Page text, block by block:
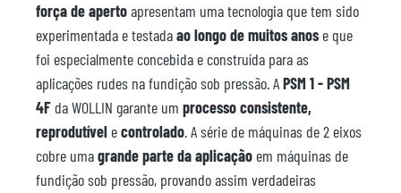
força de apertoapresentam uma tecnologia que tem sido
experimentada e testadaao longo de muitos anos e que
foi especialmente concebida e construída para as
aplicações rudes na fundição sob pressão. APSM 1 - PSM
4F da WOLLIN garante um processoconsistente,
reprodutível econtrolado. A série de máquinas de 2 eixos
cobre umagrande parte da aplicação em máquinas de
fundição sob pressão, provando assim verdadeiras